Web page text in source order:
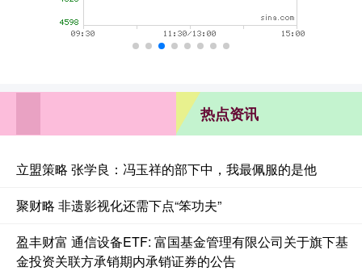
热点资讯
立盟策略 张学良：冯玉祥的部下中，我最佩服的是他
聚财略 非遗影视化还需下点“笨功夫”
盈丰财富 通信设备ETF: 富国基金管理有限公司关于旗下基
金投资关联方承销期内承销证券的公告